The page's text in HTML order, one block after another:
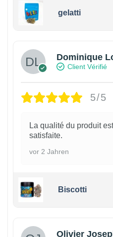
gelatti
Dominique
Client Vérifié
5/5
La qualité du produit
satisfaite.
vor 2 Jahren
Biscotti
Olivier